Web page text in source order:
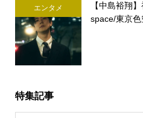
エンタメ
【中島裕翔
space/東京
特集記事